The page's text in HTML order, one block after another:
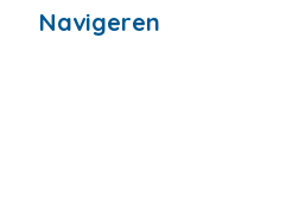
Navigeren